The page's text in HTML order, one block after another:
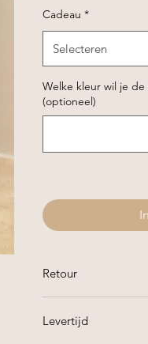
Cadeau *
Selecteren
Welke kleur wil je
(optioneel)
Retour
lijntekeningen te
Levertijd